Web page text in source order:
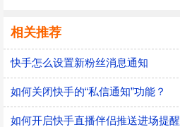
相关推荐
快手怎么设置新粉丝消息通知
如何关闭快手的“私信通知”功能？
如何开启快手直播伴侣推送进场提醒